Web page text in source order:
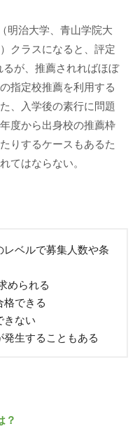
明治大学、青山学院大
クラスになると、評定
が、推薦されればほぼ
指定校推薦を利用する
、入学後の素行に問題
度から出身校の推薦枠
りするケースもあるた
てはならない。
ベルで募集人数や条
められる
できる
きない
生することもある
？